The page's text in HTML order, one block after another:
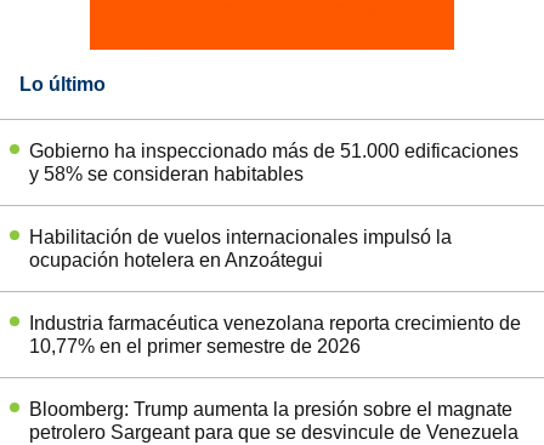
Lo último
Gobierno ha inspeccionado más de 51.000 edificaciones
y 58% se consideran habitables
Habilitación de vuelos internacionales impulsó la
ocupación hotelera en Anzoátegui
Industria farmacéutica venezolana reporta crecimiento de
10,77% en el primer semestre de 2026
Bloomberg: Trump aumenta la presión sobre el magnate
petrolero Sargeant para que se desvincule de Venezuela